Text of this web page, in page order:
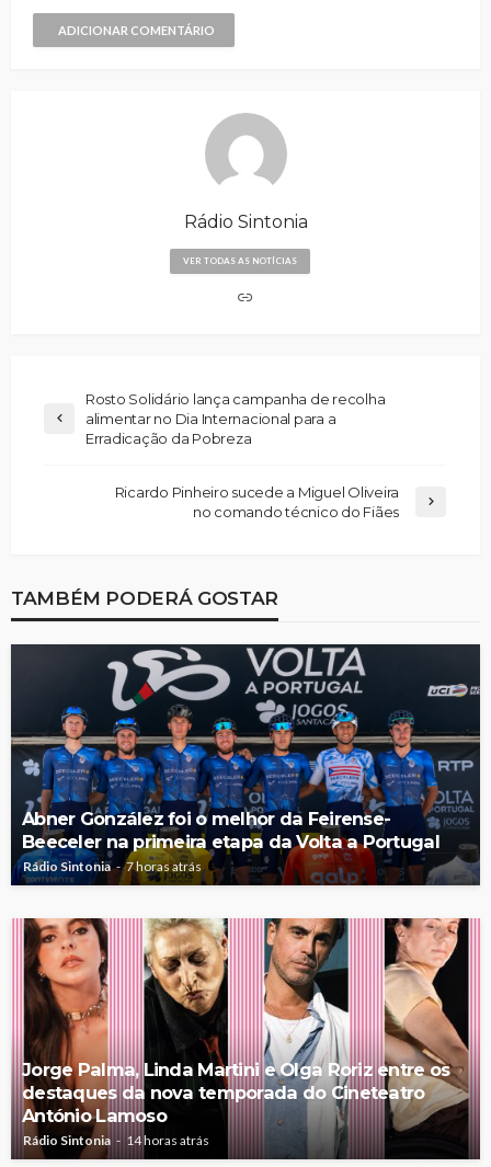
ADICIONAR COMENTÁRIO
Rádio Sintonia
VER TODAS AS NOTÍCIAS
Rosto Solidário lança campanha de recolha
alimentar no Dia Internacional para a
Erradicação da Pobreza
Ricardo Pinheiro sucede a Miguel Oliveira
no comando técnico do Fiães
TAMBÉM PODERÁ GOSTAR
Abner González foi o melhor da Feirense-
Beeceler na primeira etapa da Volta a Portugal
Rádio Sintonia 7 horas atrás
Jorge Palma, Linda Martini e Olga Roriz entre os
destaques da nova temporada do Cineteatro
António Lamoso
Rádio Sintonia 14 horas atrás